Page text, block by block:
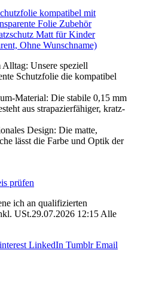
kompatibel mit
Folie Zubehör
Matt für Kinder
Ohne Wunschname)
Unsere speziell
Schutzfolie die kompatibel
Material: Die stabile 0,15 mm
aus strapazierfähiger, kratz-
Design: Die matte,
lässt die Farbe und Optik der
prüfen
ich an qualifizierten
USt.29.07.2026 12:15 Alle
LinkedIn Tumblr Email